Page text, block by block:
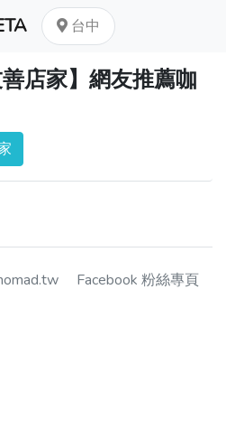
台中
善店家】網友推薦咖
Facebook 粉絲專頁